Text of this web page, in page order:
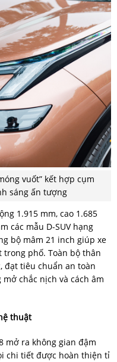
vuốt” kết hợp cụm
sáng ấn tượng
1.915 mm, cao 1.685
các mẫu D-SUV hạng
bộ mâm 21 inch giúp xe
phố. Toàn bộ thân
đạt tiêu chuẩn an toàn
mở chắc nịch và cách âm
thuật
mở ra không gian đậm
chi tiết được hoàn thiện tỉ